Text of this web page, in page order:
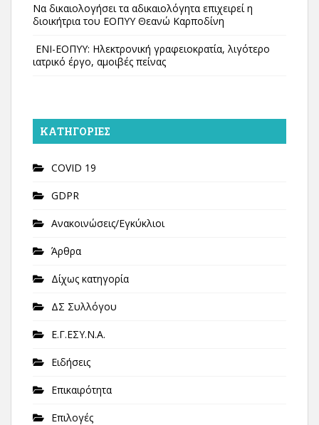
Να δικαιολογήσει τα αδικαιολόγητα επιχειρεί η
διοικήτρια του ΕΟΠΥΥ Θεανώ Καρποδίνη
ΕΝΙ-ΕΟΠΥΥ: Ηλεκτρονική γραφειοκρατία, λιγότερο
ιατρικό έργο, αμοιβές πείνας
KΑΤΗΓΟΡΊΕΣ
COVID 19
GDPR
Ανακοινώσεις/Εγκύκλιοι
Άρθρα
Δίχως κατηγορία
ΔΣ Συλλόγου
Ε.Γ.ΕΣΥ.Ν.Α.
Ειδήσεις
Επικαιρότητα
Επιλογές